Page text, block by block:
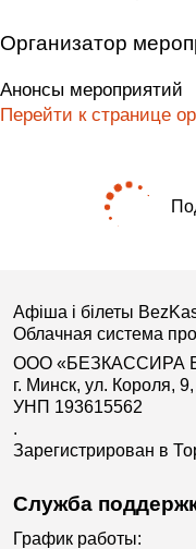
Организатор
Анонсы мероприятий
Перейти к странице
Афіша і білеты
Облачная система
ООО «БЕЗКАССИРА
г. Минск, ул. Короля,
УНП 193615562
.
Зарегистрирован в
Служба
График работы: